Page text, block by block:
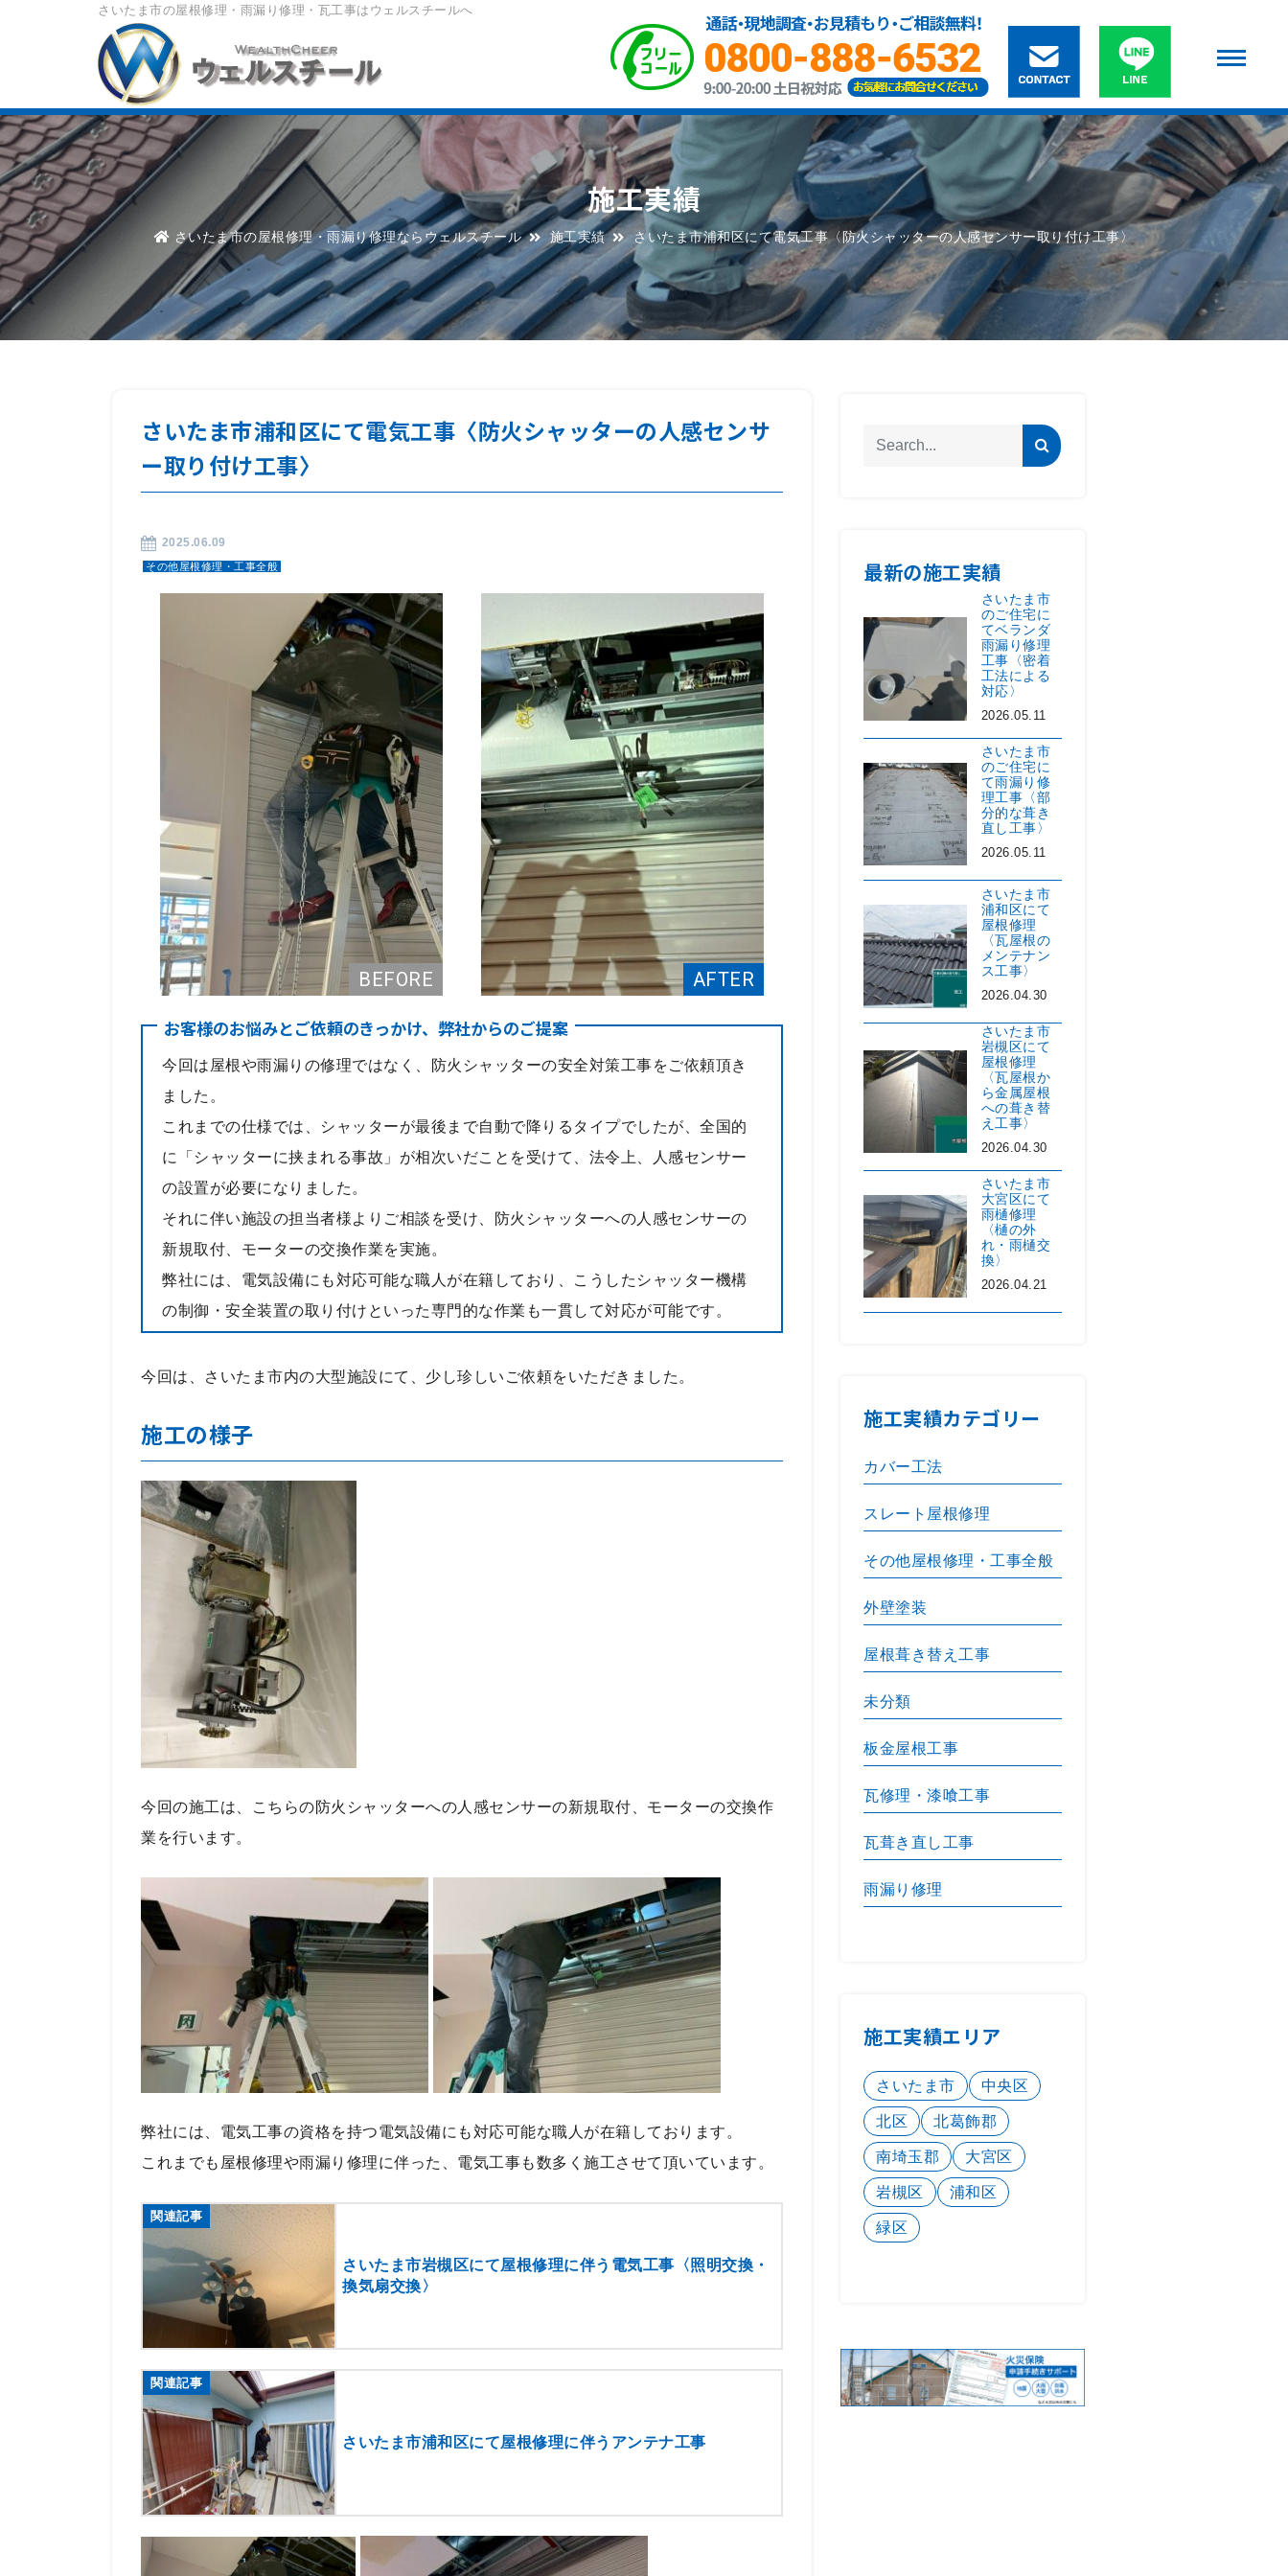
さいたま市の屋根修理・雨漏り修理・瓦工事はウェルスチールへ
施工実績
さいたま市の屋根修理・雨漏り修理ならウェルスチール 施工実績 さいたま市浦和区にて電気工事〈防火シャッターの人感センサー取り付け工事〉
さいたま市浦和区にて電気工事〈防火シャッターの人感センサ
ー取り付け工事〉
2025.06.09
その他屋根修理・工事全般
お客様のお悩みとご依頼のきっかけ、弊社からのご提案
今回は屋根や雨漏りの修理ではなく、防火シャッターの安全対策工事をご依頼頂き
ました。
これまでの仕様では、シャッターが最後まで自動で降りるタイプでしたが、全国的
に「シャッターに挟まれる事故」が相次いだことを受けて、法令上、人感センサー
の設置が必要になりました。
それに伴い施設の担当者様よりご相談を受け、防火シャッターへの人感センサーの
新規取付、モーターの交換作業を実施。
弊社には、電気設備にも対応可能な職人が在籍しており、こうしたシャッター機構
の制御・安全装置の取り付けといった専門的な作業も一貫して対応が可能です。
今回は、さいたま市内の大型施設にて、少し珍しいご依頼をいただきました。
施工の様子
今回の施工は、こちらの防火シャッターへの人感センサーの新規取付、モーターの交換作
業を行います。
弊社には、電気工事の資格を持つ電気設備にも対応可能な職人が在籍しております。
これまでも屋根修理や雨漏り修理に伴った、電気工事も数多く施工させて頂いています。
関連記事
さいたま市岩槻区にて屋根修理に伴う電気工事〈照明交換・
換気扇交換〉
関連記事
さいたま市浦和区にて屋根修理に伴うアンテナ工事
最新の施工実績
さいたま市
のご住宅に
てベランダ
雨漏り修理
工事〈密着
工法による
対応〉
2026.05.11
さいたま市
のご住宅に
て雨漏り修
理工事〈部
分的な葺き
直し工事〉
2026.05.11
さいたま市
浦和区にて
屋根修理
〈瓦屋根の
メンテナン
ス工事〉
2026.04.30
さいたま市
岩槻区にて
屋根修理
〈瓦屋根か
ら金属屋根
への葺き替
え工事〉
2026.04.30
さいたま市
大宮区にて
雨樋修理
〈樋の外
れ・雨樋交
換〉
2026.04.21
施工実績カテゴリー
カバー工法
スレート屋根修理
その他屋根修理・工事全般
外壁塗装
屋根葺き替え工事
未分類
板金屋根工事
瓦修理・漆喰工事
瓦葺き直し工事
雨漏り修理
施工実績エリア
さいたま市 中央区
北区 北葛飾郡
南埼玉郡 大宮区
岩槻区 浦和区
緑区